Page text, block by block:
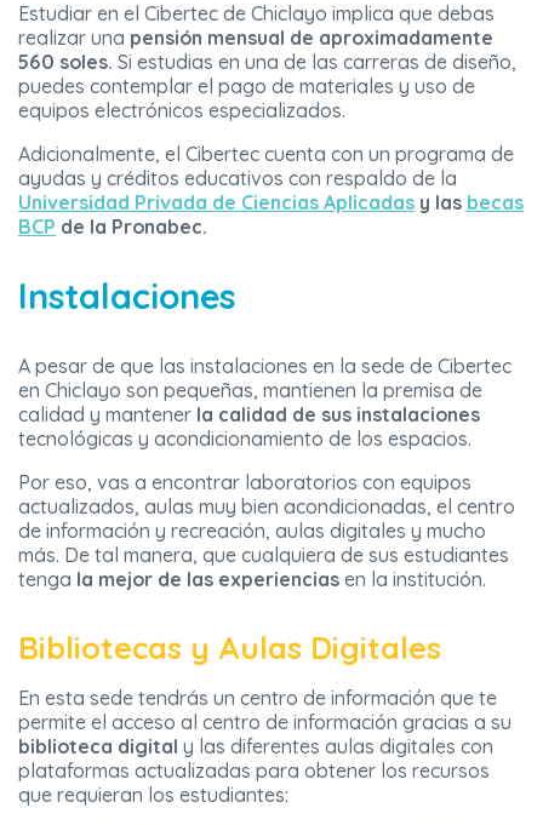
Estudiar en el Cibertec de Chiclayo implica que debas
realizar una pensión mensual de aproximadamente
560 soles. Si estudias en una de las carreras de diseño,
puedes contemplar el pago de materiales y uso de
equipos electrónicos especializados.
Adicionalmente, el Cibertec cuenta con un programa de
ayudas y créditos educativos con respaldo de la
Universidad Privada de Ciencias Aplicadas y las becas
BCP de la Pronabec.
Instalaciones
A pesar de que las instalaciones en la sede de Cibertec
en Chiclayo son pequeñas, mantienen la premisa de
calidad y mantener la calidad de sus instalaciones
tecnológicas y acondicionamiento de los espacios.
Por eso, vas a encontrar laboratorios con equipos
actualizados, aulas muy bien acondicionadas, el centro
de información y recreación, aulas digitales y mucho
más. De tal manera, que cualquiera de sus estudiantes
tenga la mejor de las experiencias en la institución.
Bibliotecas y Aulas Digitales
En esta sede tendrás un centro de información que te
permite el acceso al centro de información gracias a su
biblioteca digital y las diferentes aulas digitales con
plataformas actualizadas para obtener los recursos
que requieran los estudiantes: